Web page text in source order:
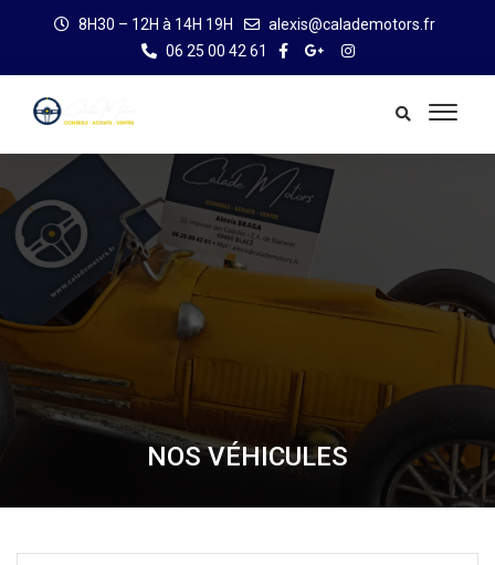
8H30 – 12H à 14H 19H
alexis@calademotors.fr
06 25 00 42 61
NOS VÉHICULES